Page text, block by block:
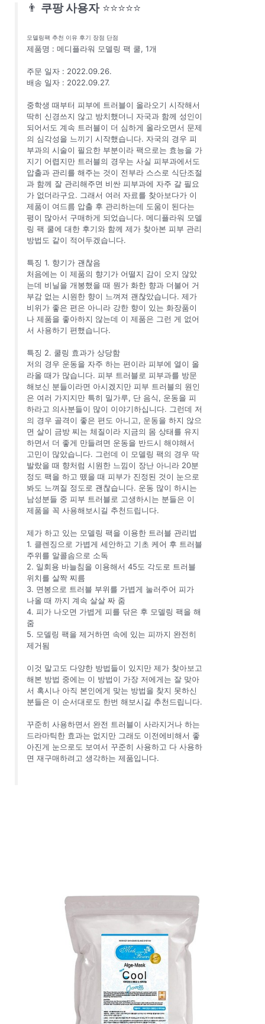
👨 쿠팡 사용자 ⭐⭐⭐⭐⭐
모델링팩 추천 이유 후기 장점 단점
제품명 : 메디플라워 모델링 팩 쿨, 1개
주문 일자 : 2022.09.26.
배송 일자 : 2022.09.27.
중학생 때부터 피부에 트러블이 올라오기 시작해서
딱히 신경쓰지 않고 방치했더니 자국과 함께 성인이
되어서도 계속 트러블이 더 심하게 올라오면서 문제
의 심각성을 느끼기 시작했습니다. 자국의 경우 피
부과의 시술이 필요한 부분이라 팩으로는 효능을 가
지기 어렵지만 트러블의 경우는 사실 피부과에서도
압출과 관리를 해주는 것이 전부라 스스로 식단조절
과 함께 잘 관리해주면 비싼 피부과에 자주 갈 필요
가 없더라구요. 그래서 여러 자료를 찾아보다가 이
제품이 여드름 압출 후 관리하는데 도움이 된다는
평이 많아서 구매하게 되었습니다. 메디플라워 모델
링 팩 쿨에 대한 후기와 함께 제가 찾아본 피부 관리
방법도 같이 적어두겠습니다.
특징 1. 향기가 괜찮음
처음에는 이 제품의 향기가 어떨지 감이 오지 않았
는데 비닐을 개봉했을 때 뭔가 화한 향과 더불어 거
부감 없는 시원한 향이 느껴져 괜찮았습니다. 제가
비위가 좋은 편은 아니라 강한 향이 있는 화장품이
나 제품을 좋아하지 않는데 이 제품은 그런 게 없어
서 사용하기 편했습니다.
특징 2. 쿨링 효과가 상당함
저의 경우 운동을 자주 하는 편이라 피부에 열이 올
라올 때가 많습니다. 피부 트러블로 피부과를 방문
해보신 분들이라면 아시겠지만 피부 트러블의 원인
은 여러 가지지만 특히 밀가루, 단 음식, 운동을 피
하라고 의사분들이 많이 이야기하십니다. 그런데 저
의 경우 골격이 좋은 편도 아니고, 운동을 하지 않으
면 살이 금방 찌는 체질이라 지금의 몸 상태를 유지
하면서 더 좋게 만들려면 운동을 반드시 해야해서
고민이 많았습니다. 그런데 이 모델링 팩의 경우 딱
발랐을 때 향처럼 시원한 느낌이 장난 아니라 20분
정도 팩을 하고 뗐을 때 피부가 진정된 것이 눈으로
봐도 느껴질 정도로 괜찮습니다. 운동 많이 하시는
남성분들 중 피부 트러블로 고생하시는 분들은 이
제품을 꼭 사용해보시길 추천드립니다.
제가 하고 있는 모델링 팩을 이용한 트러블 관리법
1. 클렌징으로 가볍게 세안하고 기초 케어 후 트러블
주위를 알콜솜으로 소독
2. 일회용 바늘침을 이용해서 45도 각도로 트러블
위치를 살짝 찌름
3. 면봉으로 트러블 부위를 가볍게 눌러주어 피가
나올 때 까지 계속 살살 짜 줌
4. 피가 나오면 가볍게 피를 닦은 후 모델링 팩을 해
줌
5. 모델링 팩을 제거하면 속에 있는 피까지 완전히
제거됨
이것 말고도 다양한 방법들이 있지만 제가 찾아보고
해본 방법 중에는 이 방법이 가장 저에게는 잘 맞아
서 혹시나 아직 본인에게 맞는 방법을 찾지 못하신
분들은 이 순서대로도 한번 해보시길 추천드립니다.
꾸준히 사용하면서 완전 트러블이 사라지거나 하는
드라마틱한 효과는 없지만 그래도 이전에비해서 좋
아진게 눈으로도 보여서 꾸준히 사용하고 다 사용하
면 재구매하려고 생각하는 제품입니다.